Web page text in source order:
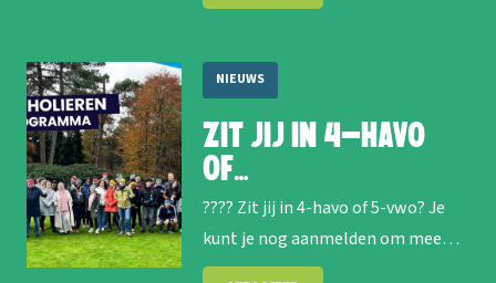
NIEUWS
Zit jij in 4-havo
of…
???? Zit jij in 4-havo of 5-vwo? Je
kunt je nog aanmelden om mee…